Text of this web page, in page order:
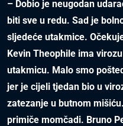
– Dobio je neugodan
biti sve u redu. Sad je
sljedeće utakmice.
Kevin Theophile ima
utakmicu. Malo smo
jer je cijeli tjedan bio u
zatezanje u butnom
primiče momčadi. Bruno